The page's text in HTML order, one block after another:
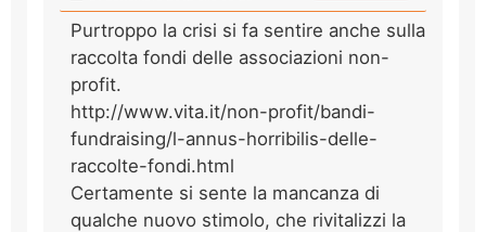
Purtroppo la crisi si fa sentire anche sulla
raccolta fondi delle associazioni non-
profit.
http://www.vita.it/non-profit/bandi-
fundraising/l-annus-horribilis-delle-
raccolte-fondi.html
Certamente si sente la mancanza di
qualche nuovo stimolo, che rivitalizzi la